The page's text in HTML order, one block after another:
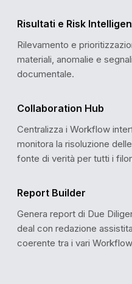
Based on
Risultati e Risk
Rilevamento e
materiali, anomalie e
documentale.
Collaboration Hub
Centralizza i Workflow
monitora la risoluzione
fonte di verità per tutti i
Report Builder
Genera report di Due
deal con redazione
coerente tra i vari